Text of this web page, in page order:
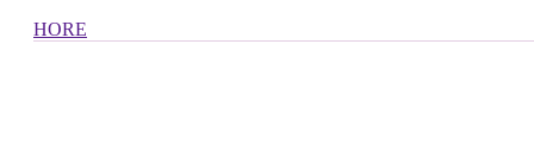
HORE